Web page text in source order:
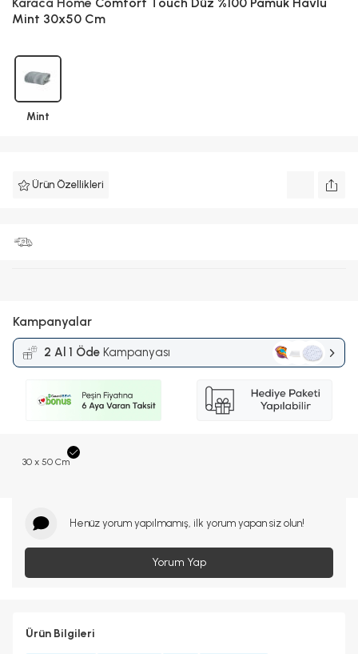
Mint 30x50 Cm
Mint
Ürün Özellikleri
Kampanyalar
2 Al 1 Öde Kampanyası
30 x 50 Cm
Henüz yorum yapılmamış, ilk yorum yapan siz olun!
Yorum Yap
Ürün Bilgileri